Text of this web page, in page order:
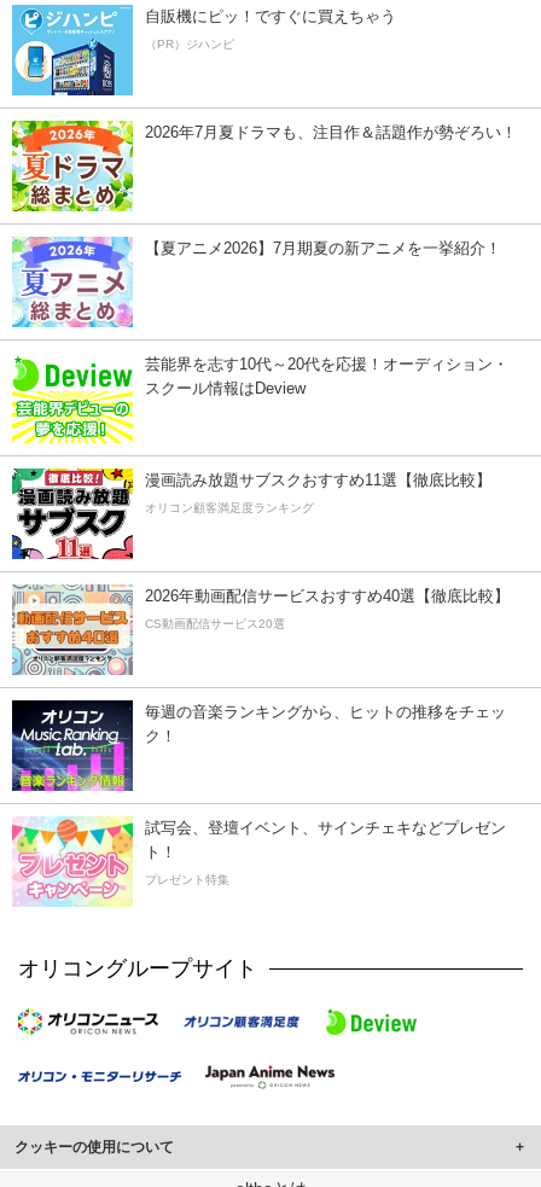
自販機にピッ！ですぐに買えちゃう
（PR）ジハンピ
2026年7月夏ドラマも、注目作＆話題作が勢ぞろい！
【夏アニメ2026】7月期夏の新アニメを一挙紹介！
芸能界を志す10代～20代を応援！オーディション・
スクール情報はDeview
漫画読み放題サブスクおすすめ11選【徹底比較】
オリコン顧客満足度ランキング
2026年動画配信サービスおすすめ40選【徹底比較】
CS動画配信サービス20選
毎週の音楽ランキングから、ヒットの推移をチェッ
ク！
試写会、登壇イベント、サインチェキなどプレゼン
ト！
プレゼント特集
オリコングループサイト
クッキーの使用について